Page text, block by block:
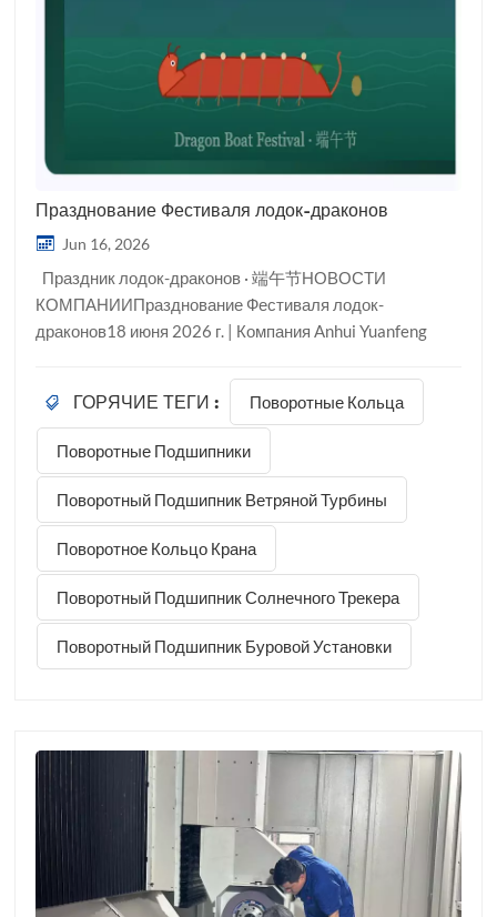
Празднование Фестиваля лодок-драконов
Jun 16, 2026
Праздник лодок-драконов · 端午节НОВОСТИ
КОМПАНИИПразднование Фестиваля лодок-
драконов18 июня 2026 г. | Компания Anhui Yuanfeng
Slewing Rings Co., Ltd. Мы сердечно приветствуем
наших уважаемых клиентов, партнеров и сотрудников
по всему миру в связи с празднованием Праздника
драконьих лодок — одного из самых почитаемых
традиционных праздников Китая.О фестивале лодок-
драконовФестиваль лодок-драконов, также известный
как Фестиваль Дуаньу (端午节)Этот праздник
приходится на 5-й день 5-го месяца традиционного
китайского лунного календаря — обычно в июне по
григорианскому календарю. В 2026 году он отмечается
в [дата]. 19 июня.Этот фестиваль, история которого
ГОРЯЧИЕ ТЕГИ : Поворотные Кольца
Поворотные Подшипники
Поворотный Подшипник Ветряной Турбины
Поворотное Кольцо Крана
Поворотный Подшипник Солнечного Трекера
Поворотный Подшипник Буровой Установки